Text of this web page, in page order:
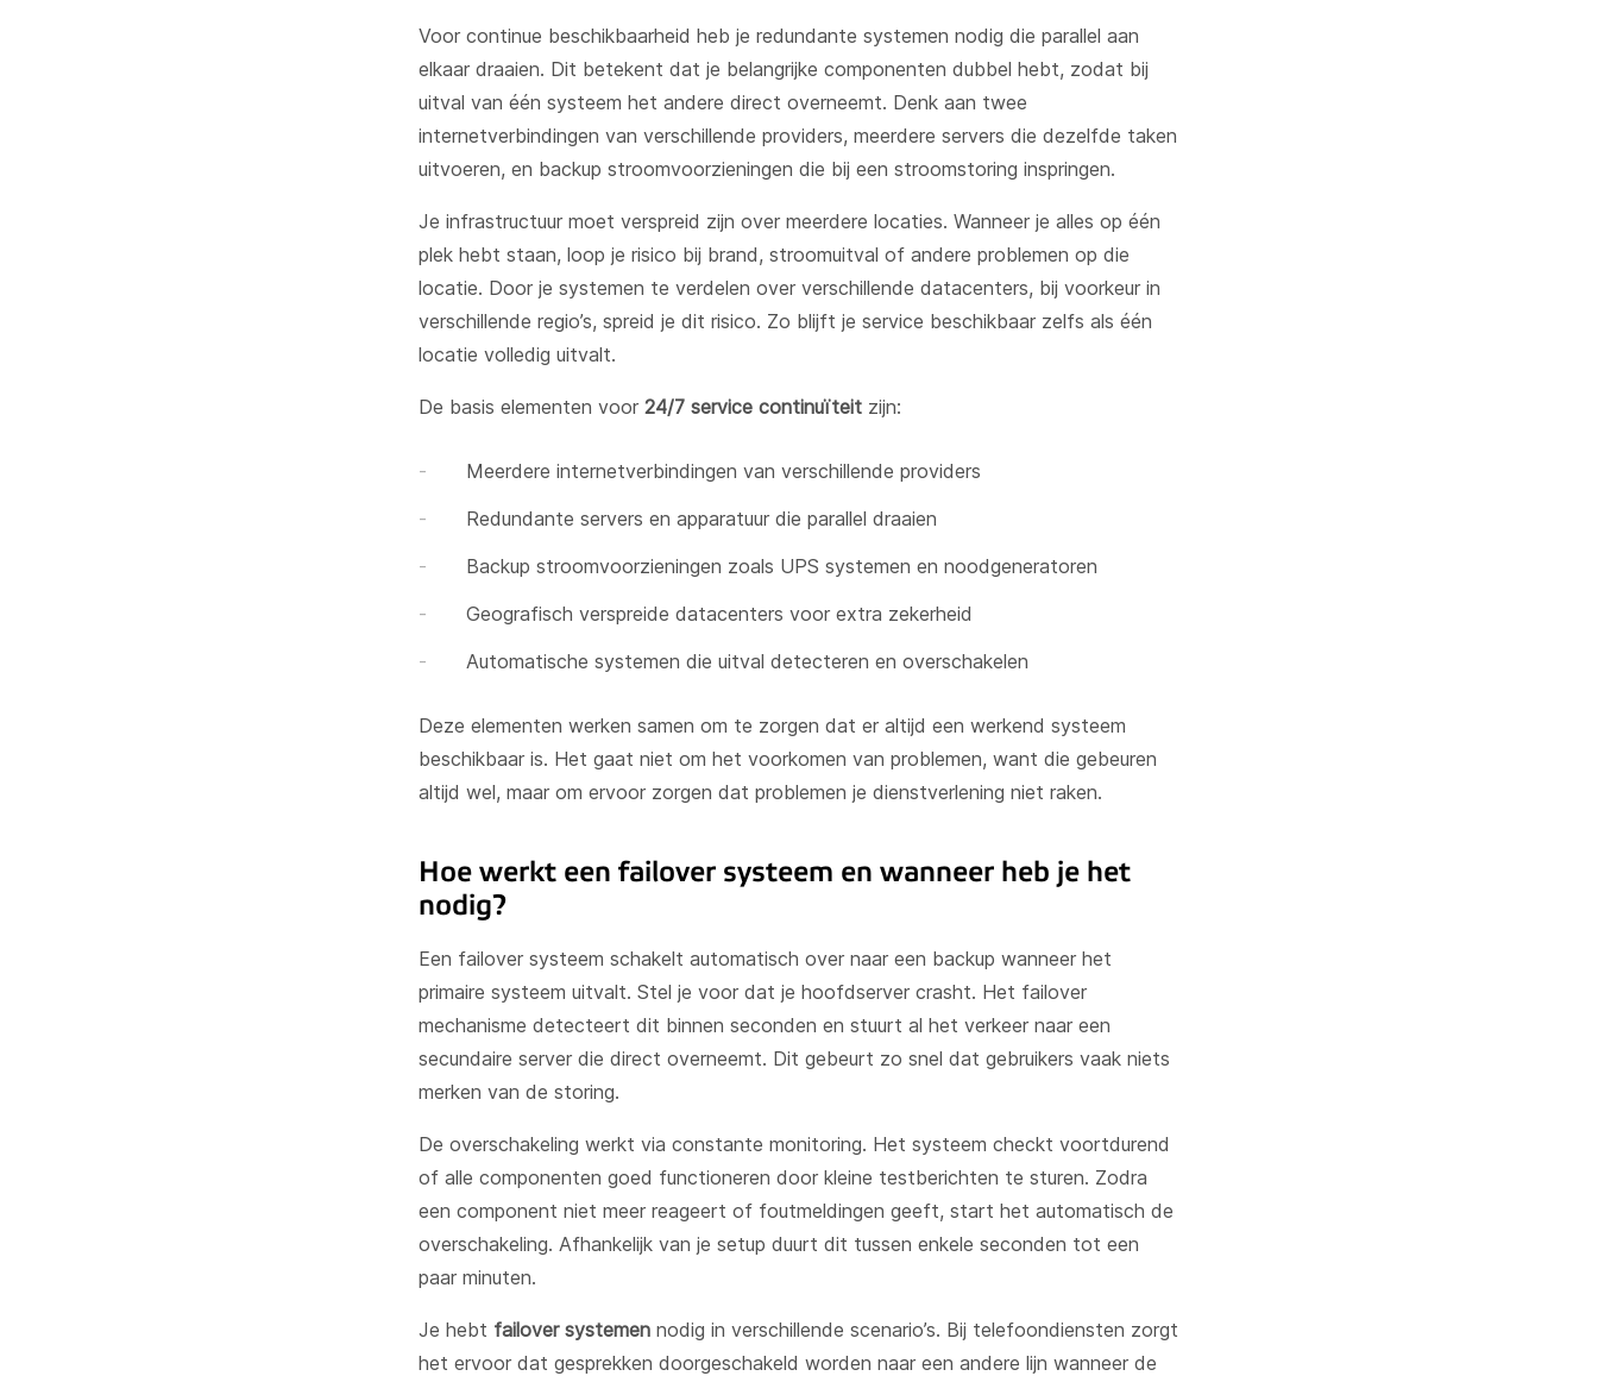
Voor continue beschikbaarheid heb je redundante systemen nodig die parallel aan
elkaar draaien. Dit betekent dat je belangrijke componenten dubbel hebt, zodat bij
uitval van één systeem het andere direct overneemt. Denk aan twee
internetverbindingen van verschillende providers, meerdere servers die dezelfde taken
uitvoeren, en backup stroomvoorzieningen die bij een stroomstoring inspringen.
Je infrastructuur moet verspreid zijn over meerdere locaties. Wanneer je alles op één
plek hebt staan, loop je risico bij brand, stroomuitval of andere problemen op die
locatie. Door je systemen te verdelen over verschillende datacenters, bij voorkeur in
verschillende regio’s, spreid je dit risico. Zo blijft je service beschikbaar zelfs als één
locatie volledig uitvalt.
De basis elementen voor 24/7 service continuïteit zijn:
Meerdere internetverbindingen van verschillende providers
Redundante servers en apparatuur die parallel draaien
Backup stroomvoorzieningen zoals UPS systemen en noodgeneratoren
Geografisch verspreide datacenters voor extra zekerheid
Automatische systemen die uitval detecteren en overschakelen
Deze elementen werken samen om te zorgen dat er altijd een werkend systeem
beschikbaar is. Het gaat niet om het voorkomen van problemen, want die gebeuren
altijd wel, maar om ervoor zorgen dat problemen je dienstverlening niet raken.
Hoe werkt een failover systeem en wanneer heb je het
nodig?
Een failover systeem schakelt automatisch over naar een backup wanneer het
primaire systeem uitvalt. Stel je voor dat je hoofdserver crasht. Het failover
mechanisme detecteert dit binnen seconden en stuurt al het verkeer naar een
secundaire server die direct overneemt. Dit gebeurt zo snel dat gebruikers vaak niets
merken van de storing.
De overschakeling werkt via constante monitoring. Het systeem checkt voortdurend
of alle componenten goed functioneren door kleine testberichten te sturen. Zodra
een component niet meer reageert of foutmeldingen geeft, start het automatisch de
overschakeling. Afhankelijk van je setup duurt dit tussen enkele seconden tot een
paar minuten.
Je hebt failover systemen nodig in verschillende scenario’s. Bij telefoondiensten zorgt
het ervoor dat gesprekken doorgeschakeld worden naar een andere lijn wanneer de